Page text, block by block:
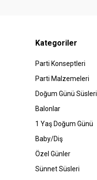
Kategoriler
Parti Konseptleri
Parti Malzemeleri
Doğum Günü Süsleri
Balonlar
1 Yaş Doğum Günü
Baby/Diş
Özel Günler
Sünnet Süsleri